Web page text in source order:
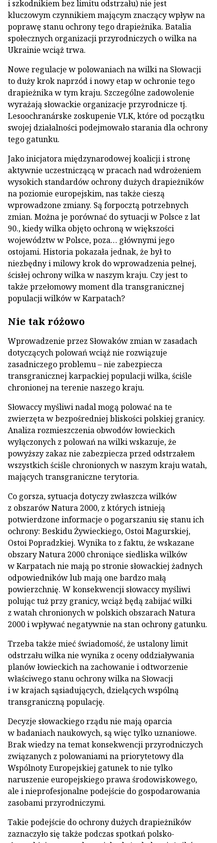
i szkodnikiem bez limitu odstrzału) nie jest
kluczowym czynnikiem mającym znaczący wpływ na
poprawę stanu ochrony tego drapieżnika. Batalia
społecznych organizacji przyrodniczych o wilka na
Ukrainie wciąż trwa.
Nowe regulacje w polowaniach na wilki na Słowacji
to duży krok naprzód i nowy etap w ochronie tego
drapieżnika w tym kraju. Szczególne zadowolenie
wyrażają słowackie organizacje przyrodnicze tj.
Lesoochranárske zoskupenie VLK, które od początku
swojej działalności podejmowało starania dla ochrony
tego gatunku.
Jako inicjatora międzynarodowej koalicji i stronę
aktywnie uczestniczącą w pracach nad wdrożeniem
wysokich standardów ochrony dużych drapieżników
na poziomie europejskim, nas także cieszą
wprowadzone zmiany. Są forpocztą potrzebnych
zmian. Można je porównać do sytuacji w Polsce z lat
90., kiedy wilka objęto ochroną w większości
województw w Polsce, poza… głównymi jego
ostojami. Historia pokazała jednak, że był to
niezbędny i milowy krok do wprowadzenia pełnej,
ścisłej ochrony wilka w naszym kraju. Czy jest to
także przełomowy moment dla transgranicznej
populacji wilków w Karpatach?
Nie tak różowo
Wprowadzenie przez Słowaków zmian w zasadach
dotyczących polowań wciąż nie rozwiązuje
zasadniczego problemu – nie zabezpiecza
transgranicznej karpackiej populacji wilka, ściśle
chronionej na terenie naszego kraju.
Słowaccy myśliwi nadal mogą polować na te
zwierzęta w bezpośredniej bliskości polskiej granicy.
Analiza rozmieszczenia obwodów łowieckich
wyłączonych z polowań na wilki wskazuje, że
powyższy zakaz nie zabezpiecza przed odstrzałem
wszystkich ściśle chronionych w naszym kraju watah,
mających transgraniczne terytoria.
Co gorsza, sytuacja dotyczy zwłaszcza wilków
z obszarów Natura 2000, z których istnieją
potwierdzone informacje o pogarszaniu się stanu ich
ochrony: Beskidu Żywieckiego, Ostoi Magurskiej,
Ostoi Popradzkiej. Wynika to z faktu, że wskazane
obszary Natura 2000 chroniące siedliska wilków
w Karpatach nie mają po stronie słowackiej żadnych
odpowiedników lub mają one bardzo małą
powierzchnię. W konsekwencji słowaccy myśliwi
polując tuż przy granicy, wciąż będą zabijać wilki
z watah chronionych w polskich obszarach Natura
2000 i wpływać negatywnie na stan ochrony gatunku.
Trzeba także mieć świadomość, że ustalony limit
odstrzału wilka nie wynika z oceny oddziaływania
planów łowieckich na zachowanie i odtworzenie
właściwego stanu ochrony wilka na Słowacji
i w krajach sąsiadujących, dzielących wspólną
transgraniczną populację.
Decyzje słowackiego rządu nie mają oparcia
w badaniach naukowych, są więc tylko uznaniowe.
Brak wiedzy na temat konsekwencji przyrodniczych
związanych z polowaniami na priorytetowy dla
Wspólnoty Europejskiej gatunek to nie tylko
naruszenie europejskiego prawa środowiskowego,
ale i nieprofesjonalne podejście do gospodarowania
zasobami przyrodniczymi.
Takie podejście do ochrony dużych drapieżników
zaznaczyło się także podczas spotkań polsko-